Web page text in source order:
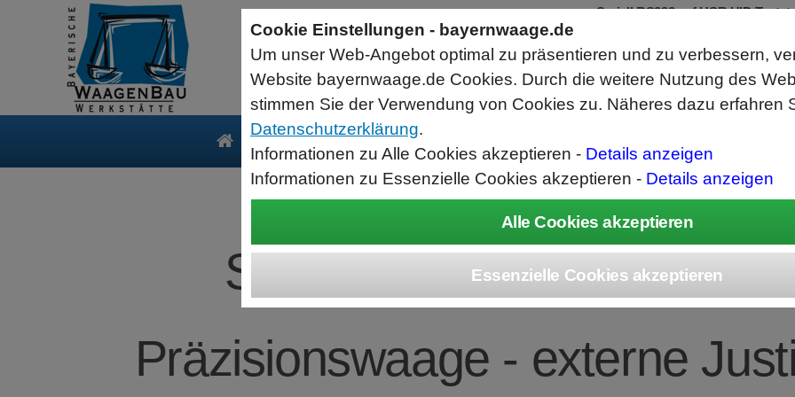
SARTORIUS BCE622-1S
Präzisionswaage - externe
Produkte Service
Sartorius Feuchtebestimmer MA35
jetzt zum Aktionspreis
Der MA35 ist das Einsteigermodell zur schnellen und
zuverlässigen Bestimmung der Materialfeuchte flüssiger, pastöser
und fester Substanzen mit dem Verfahren der Thermogravimetrie.
Wägebereich: 35 g, Ablesbarkeit: 1 mg
Seriell RS232 auf USB HID
RS232 Daten in Computer
Funktioniert wie eine USB Tastatur,
Verwendet Standard USB Tastatur
Datenbearbeitung vor Ausgabe
Cookie Einstellungen - bayernwaage.de
Um unser Web-Angebot optimal zu präsentieren und zu verbessern,
Website bayernwaage.de Cookies. Durch die weitere Nutzung des
stimmen Sie der Verwendung von Cookies zu. Näheres dazu erfahren
Datenschutzerklärung.
Informationen zu Alle Cookies akzeptieren - Details anzeigen
Informationen zu Essenzielle Cookies akzeptieren - Details anzeigen